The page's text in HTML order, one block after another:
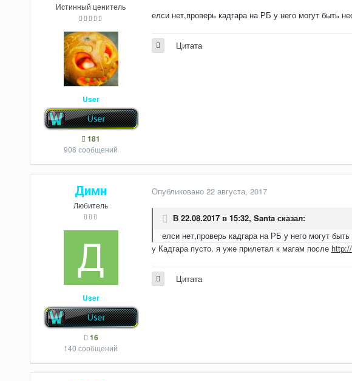
Истинный ценитель
User
181
908 сообщений
елси нет,проверь кадгара на РБ у него могут быть
Цитата
Димн
Любитель
User
16
140 сообщений
Опубликовано 22 августа, 2017
В 22.08.2017 в 15:32, Santaсказал:
елси нет,проверь кадгара на РБ у него могут
у Кадгара пусто. я уже прилетал к магам после
Цитата